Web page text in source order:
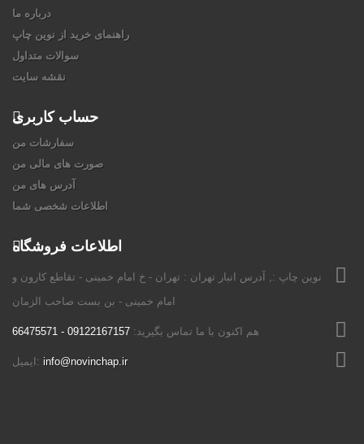
درباره ما
راهنمای خرید از نوین چاپ
سوالات متداول
نقشه سایت
حساب کاربری
سفارشات من
صورت های مالی من
آدرس های من
اطلاعات شخصی شما
اطلاعات فروشگاه
نوين چاپ :, آدرس انبار تهران : تهران - خ امام خمینی - تقاطع کارون و
امام خمینی - بن بست صاحب الزمان
هم اکنون با ما تماس بگیرید: 09122167157 - 66475571
ایمیل: info@novinchap.ir